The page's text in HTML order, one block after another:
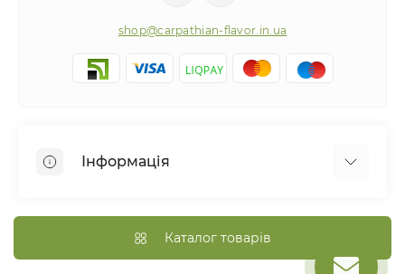
shop@carpathian-flavor.in.ua
Інформація
Оплата та доставка
Політика конфіденційності
Каталог товарів